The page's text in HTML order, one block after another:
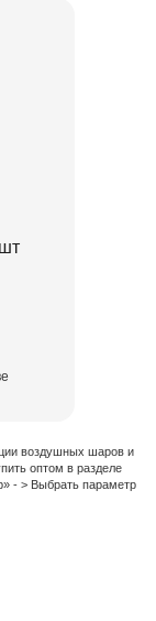
воздушных шаров и
оптом в разделе
- > Выбрать параметр